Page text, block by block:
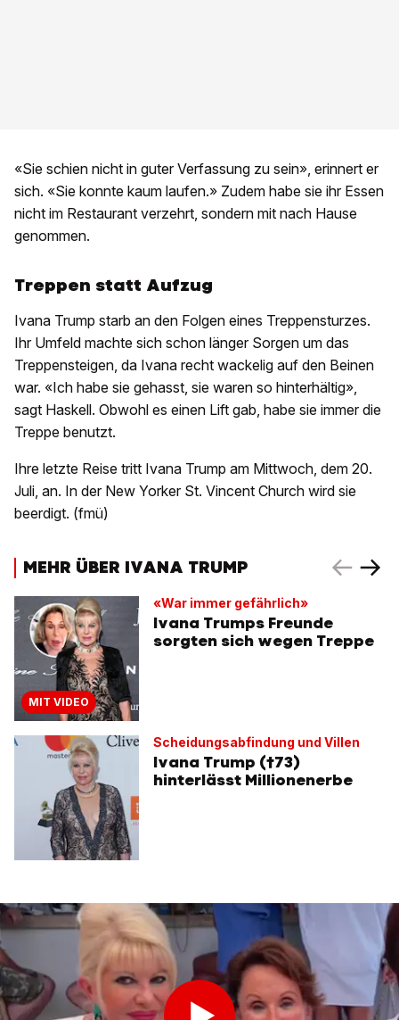
«Sie schien nicht in guter Verfassung zu sein», erinnert er
sich. «Sie konnte kaum laufen.» Zudem habe sie ihr Essen
nicht im Restaurant verzehrt, sondern mit nach Hause
genommen.
Treppen statt Aufzug
Ivana Trump starb an den Folgen eines Treppensturzes.
Ihr Umfeld machte sich schon länger Sorgen um das
Treppensteigen, da Ivana recht wackelig auf den Beinen
war. «Ich habe sie gehasst, sie waren so hinterhältig»,
sagt Haskell. Obwohl es einen Lift gab, habe sie immer die
Treppe benutzt.
Ihre letzte Reise tritt Ivana Trump am Mittwoch, dem 20.
Juli, an. In der New Yorker St. Vincent Church wird sie
beerdigt. (fmü)
MEHR ÜBER IVANA TRUMP
MIT VIDEO
«War immer gefährlich»
Ivana Trumps Freunde
sorgten sich wegen Treppe
Scheidungsabfindung und Villen
Ivana Trump (†73)
hinterlässt Millionenerbe